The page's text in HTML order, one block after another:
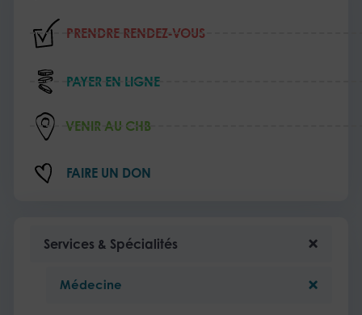
PRENDRE RENDEZ‑VOUS
PAYER EN LIGNE
VENIR AU CHB
FAIRE UN DON
Services & Spécialités
Médecine